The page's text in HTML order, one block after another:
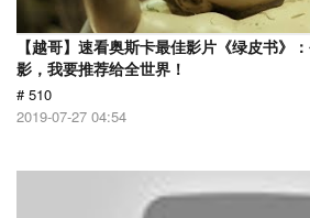
【越哥】速看奥斯卡最佳影片《绿皮书》
影，我要推荐给全世界！
# 510
2019-07-27 04:54